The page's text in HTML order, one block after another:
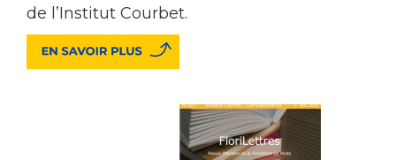
de l’Institut Courbet.